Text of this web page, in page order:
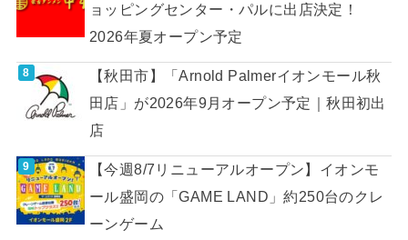
ョッピングセンター・パルに出店決定！
2026年夏オープン予定
【秋田市】「Arnold Palmerイオンモール秋
田店」が2026年9月オープン予定｜秋田初出
店
【今週8/7リニューアルオープン】イオンモ
ール盛岡の「GAME LAND」約250台のクレ
ーンゲーム